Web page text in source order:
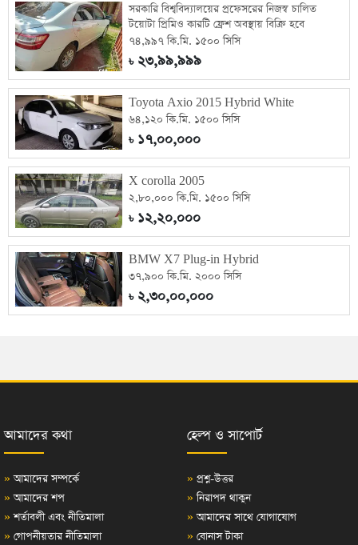
সরকারি বিশ্ববিদ্যালয়ের প্রফেসরের নিজস্ব চালিত
টয়োটা প্রিমিও কারটি ফ্রেশ অবস্থায় বিক্রি হবে
৭৪,৯৯৭ কি.মি. ১৫০০ সিসি
৳২৩,৯৯,৯৯৯
Toyota Axio 2015 Hybrid White
৬৪,১২০ কি.মি. ১৫০০ সিসি
৳১৭,০০,০০০
X corolla 2005
২,৮০,০০০ কি.মি. ১৫০০ সিসি
৳১২,২০,০০০
BMW X7 Plug-in Hybrid
৩৭,৯০০ কি.মি. ২০০০ সিসি
৳২,৩০,০০,০০০
আমাদের কথা
» আমাদের সম্পর্কে
» আমাদের শপ
» শর্তাবলী এবং নীতিমালা
» গোপনীয়তার নীতিমালা
হেল্প ও সাপোর্ট
» প্রশ্ন-উত্তর
» নিরাপদ থাকুন
» আমাদের সাথে যোগাযোগ
» বোনাস টাকা